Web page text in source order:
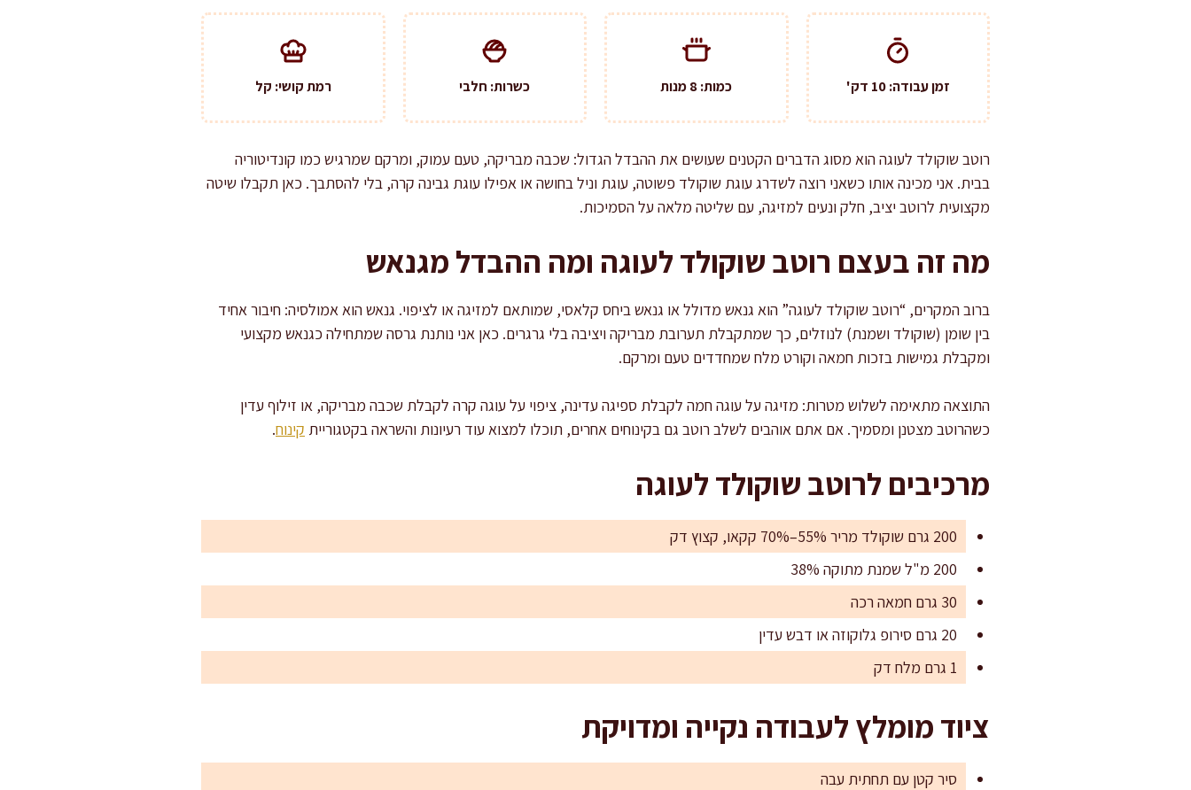
זמן עבודה: 10 דק' כמות: 8 מנות כשרות: חלבי רמת קושי: קל
רוטב שוקולד לעוגה הוא מסוג הדברים הקטנים שעושים את ההבדל הגדול: שכבה מבריקה, טעם עמוק, ומרקם שמרגיש כמו קונדיטוריה
בבית. אני מכינה אותו כשאני רוצה לשדרג עוגת שוקולד פשוטה, עוגת וניל בחושה או אפילו עוגת גבינה קרה, בלי להסתבך. כאן תקבלו שיטה
מקצועית לרוטב יציב, חלק ונעים למזיגה, עם שליטה מלאה על הסמיכות.
מה זה בעצם רוטב שוקולד לעוגה ומה ההבדל מגנאש
ברוב המקרים, “רוטב שוקולד לעוגה” הוא גנאש מדולל או גנאש ביחס קלאסי, שמותאם למזיגה או לציפוי. גנאש הוא אמולסיה: חיבור אחיד
בין שומן (שוקולד ושמנת) לנוזלים, כך שמתקבלת תערובת מבריקה ויציבה בלי גרגרים. כאן אני נותנת גרסה שמתחילה כגנאש מקצועי
ומקבלת גמישות בזכות חמאה וקורט מלח שמחדדים טעם ומרקם.
התוצאה מתאימה לשלוש מטרות: מזיגה על עוגה חמה לקבלת ספיגה עדינה, ציפוי על עוגה קרה לקבלת שכבה מבריקה, או זילוף עדין
כשהרוטב מצטנן ומסמיך. אם אתם אוהבים לשלב רוטב גם בקינוחים אחרים, תוכלו למצוא עוד רעיונות והשראה בקטגוריית קינוח.
מרכיבים לרוטב שוקולד לעוגה
200 גרם שוקולד מריר 55%–70% קקאו, קצוץ דק
200 מ"ל שמנת מתוקה 38%
30 גרם חמאה רכה
20 גרם סירופ גלוקוזה או דבש עדין
1 גרם מלח דק
ציוד מומלץ לעבודה נקייה ומדויקת
סיר קטן עם תחתית עבה